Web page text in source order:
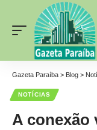
Gazeta Paraíba > Blog >
NOTÍCIAS
A conexão